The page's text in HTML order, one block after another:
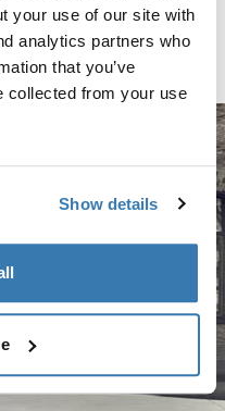
your use of our site with
analytics partners who
that you’ve
collected from your use
Show details